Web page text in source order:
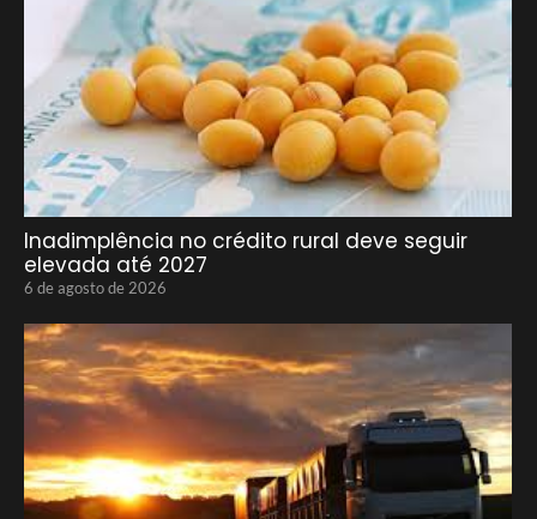
Inadimplência no crédito rural deve seguir
elevada até 2027
6 de agosto de 2026